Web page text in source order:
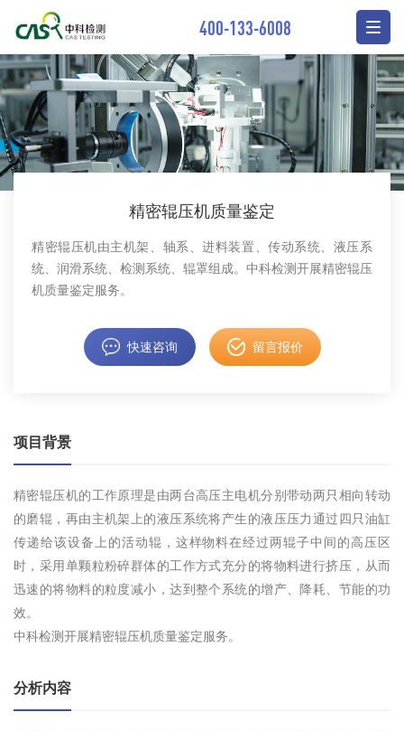
400-133-6008
精密辊压机质量鉴定
精密辊压机由主机架、轴系、进料装置、传动系统、液压系
统、润滑系统、检测系统、辊罩组成。中科检测开展精密辊压
机质量鉴定服务。
快速咨询 留言报价
项目背景
精密辊压机的工作原理是由两台高压主电机分别带动两只相向转动
的磨辊，再由主机架上的液压系统将产生的液压压力通过四只油缸
传递给该设备上的活动辊，这样物料在经过两辊子中间的高压区
时，采用单颗粒粉碎群体的工作方式充分的将物料进行挤压，从而
迅速的将物料的粒度减小，达到整个系统的增产、降耗、节能的功
效。
中科检测开展精密辊压机质量鉴定服务。
分析内容